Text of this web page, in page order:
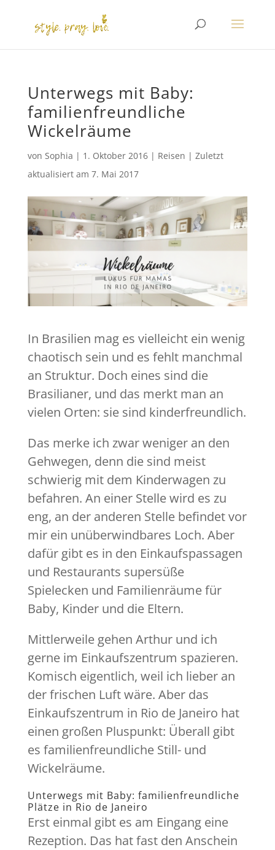
Unterwegs mit Baby:
familienfreundliche
Wickelräume
von Sophia | 1. Oktober 2016| Reisen | Zuletzt
aktualisiert am 7. Mai 2017
In Brasilien mag es vielleicht ein wenig
chaotisch sein und es fehlt manchmal
an Struktur. Doch eines sind die
Brasilianer, und das merkt man an
vielen Orten: sie sind kinderfreundlich.
Das merke ich zwar weniger an den
Gehwegen, denn die sind meist
schwierig mit dem Kinderwagen zu
befahren. An einer Stelle wird es zu
eng, an der anderen Stelle befindet vor
mir ein unüberwindbares Loch. Aber
dafür gibt es in den Einkaufspassagen
und Restaurants supersüße
Spielecken und Familienräume für
Baby, Kinder und die Eltern.
Mittlerweile gehen Arthur und ich
gerne im Einkaufszentrum spazieren.
Komisch eigentlich, weil ich lieber an
der frischen Luft wäre. Aber das
Einkaufszentrum in Rio de Janeiro hat
einen großen Pluspunkt: Überall gibt
es familienfreundliche Still- und
Wickelräume.
Unterwegs mit Baby: familienfreundliche
Plätze in Rio de Janeiro
Erst einmal gibt es am Eingang eine
Rezeption. Das hat fast den Anschein